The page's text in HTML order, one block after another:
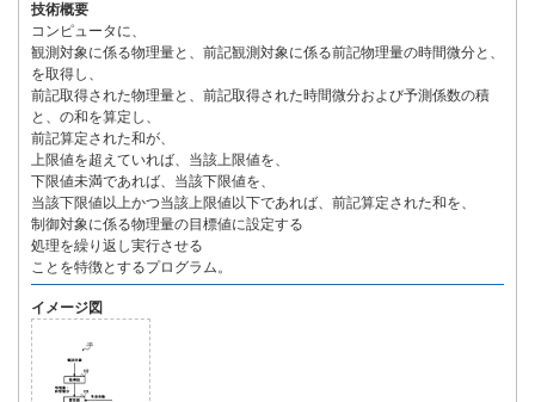
技術概要
コンピュータに、
観測対象に係る物理量と、前記観測対象に係る前記物理量の時間微分と、
を取得し、
前記取得された物理量と、前記取得された時間微分および予測係数の積
と、の和を算定し、
前記算定された和が、
上限値を超えていれば、当該上限値を、
下限値未満であれば、当該下限値を、
当該下限値以上かつ当該上限値以下であれば、前記算定された和を、
制御対象に係る物理量の目標値に設定する
処理を繰り返し実行させる
ことを特徴とするプログラム。
イメージ図